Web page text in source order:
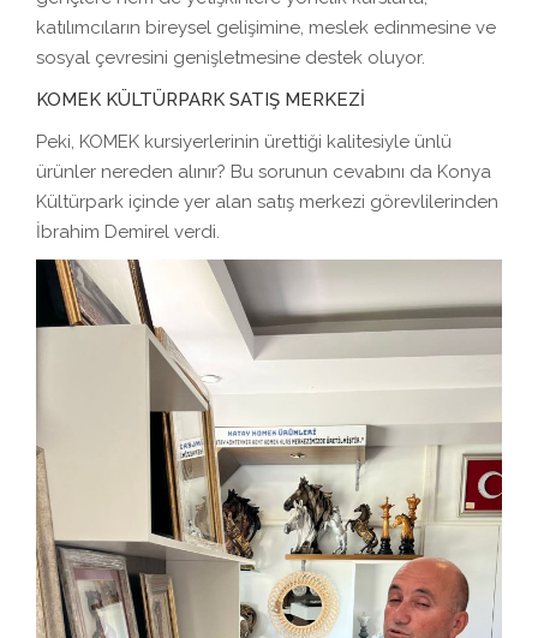
katılımcıların bireysel gelişimine, meslek edinmesine ve
sosyal çevresini genişletmesine destek oluyor.
KOMEK KÜLTÜRPARK SATIŞ MERKEZİ
Peki, KOMEK kursiyerlerinin ürettiği kalitesiyle ünlü
ürünler nereden alınır? Bu sorunun cevabını da Konya
Kültürpark içinde yer alan satış merkezi görevlilerinden
İbrahim Demirel verdi.